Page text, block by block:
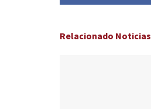
Relacionado Noticias